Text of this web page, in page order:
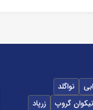
نواگلد
نیکوان گروپ
زرپاد